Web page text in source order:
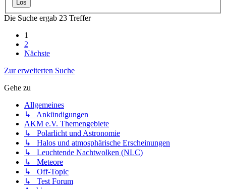
Die Suche ergab 23 Treffer
1
2
Nächste
Zur erweiterten Suche
Gehe zu
Allgemeines
↳ Ankündigungen
AKM e.V. Themengebiete
↳ Polarlicht und Astronomie
↳ Halos und atmosphärische Erscheinungen
↳ Leuchtende Nachtwolken (NLC)
↳ Meteore
↳ Off-Topic
↳ Test Forum